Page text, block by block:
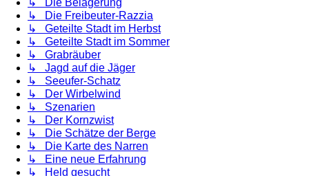
↳ Die Belagerung
↳ Die Freibeuter-Razzia
↳ Geteilte Stadt im Herbst
↳ Geteilte Stadt im Sommer
↳ Grabräuber
↳ Jagd auf die Jäger
↳ Seeufer-Schatz
↳ Der Wirbelwind
↳ Szenarien
↳ Der Kornzwist
↳ Die Schätze der Berge
↳ Die Karte des Narren
↳ Eine neue Erfahrung
↳ Held gesucht